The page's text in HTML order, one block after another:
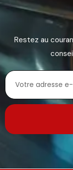
Restez au